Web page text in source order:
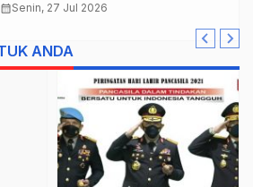
calendar_monthSenin, 27 Jul 2026
ANDA